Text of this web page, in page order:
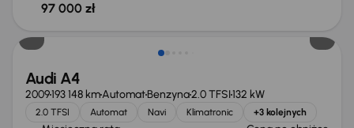
97 000 zł
Audi A4
2009193 148 kmAutomatBenzyna2.0 TFSI132 kW
2.0 TFSI Automat Navi Klimatronic +3 kolejnych